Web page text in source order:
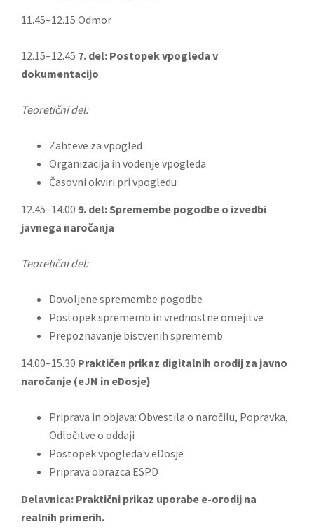
11.45–12.15 Odmor
12.15–12.45 7. del: Postopek vpogleda v
dokumentacijo
Teoretični del:
Zahteve za vpogled
Organizacija in vodenje vpogleda
Časovni okviri pri vpogledu
12.45–14.00 9. del: Spremembe pogodbe o izvedbi
javnega naročanja
Teoretični del:
Dovoljene spremembe pogodbe
Postopek sprememb in vrednostne omejitve
Prepoznavanje bistvenih sprememb
14.00–15.30 Praktičen prikaz digitalnih orodij za javno
naročanje (eJN in eDosje)
Priprava in objava: Obvestila o naročilu, Popravka,
Odločitve o oddaji
Postopek vpogleda v eDosje
Priprava obrazca ESPD
Delavnica: Praktični prikaz uporabe e-orodij na
realnih primerih.